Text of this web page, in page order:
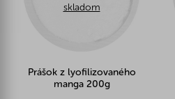
skladom
Prášok z lyofilizovaného
manga 200g